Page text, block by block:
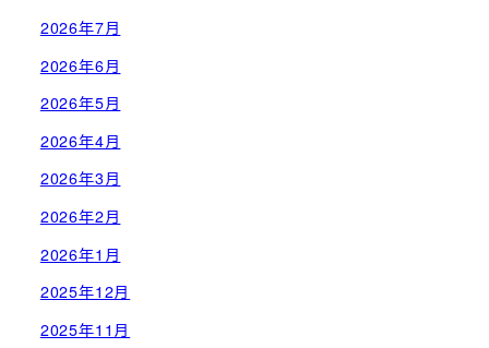
2026年7月
2026年6月
2026年5月
2026年4月
2026年3月
2026年2月
2026年1月
2025年12月
2025年11月